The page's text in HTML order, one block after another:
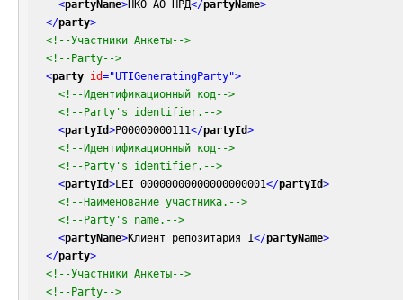
<partyName>НКО АО НРД</partyName>
</party>
<!--Участники Анкеты-->
<!--Party-->
<party id="UTIGeneratingParty">
<!--Идентификационный код-->
<!--Party's identifier.-->
<partyId>P00000000111</partyId>
<!--Идентификационный код-->
<!--Party's identifier.-->
<partyId>LEI_00000000000000000001</partyId>
<!--Наименование участника.-->
<!--Party's name.-->
<partyName>Клиент репозитария 1</partyName>
</party>
<!--Участники Анкеты-->
<!--Party-->